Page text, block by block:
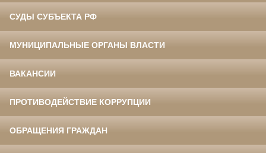
СУДЫ СУБЪЕКТА РФ
МУНИЦИПАЛЬНЫЕ ОРГАНЫ ВЛАСТИ
ВАКАНСИИ
ПРОТИВОДЕЙСТВИЕ КОРРУПЦИИ
ОБРАЩЕНИЯ ГРАЖДАН